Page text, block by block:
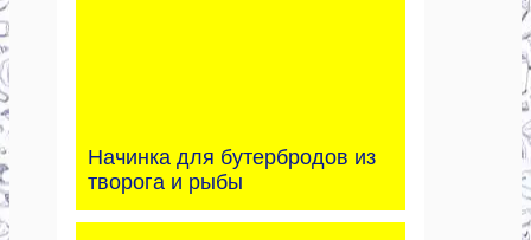
Начинка для бутербродов из
творога и рыбы